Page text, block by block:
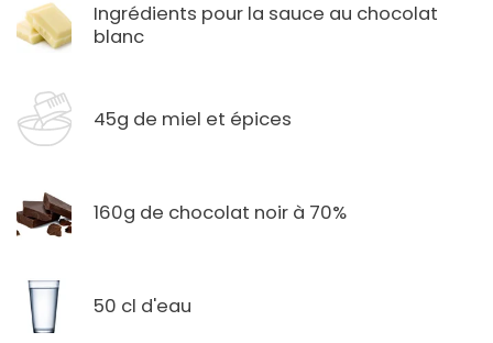
Ingrédients pour la sauce au chocolat
blanc
45g de miel et épices
160g de chocolat noir à 70%
50 cl d'eau